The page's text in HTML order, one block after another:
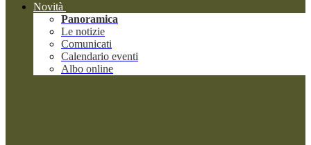
Novità
Panoramica
Le notizie
Comunicati
Calendario eventi
Albo online